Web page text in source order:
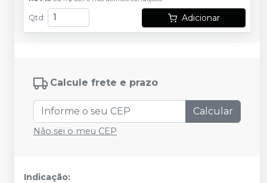
Qtd : Adicionar
Calcule frete e prazo
Calcular
Não sei o meu CEP
Indicação: